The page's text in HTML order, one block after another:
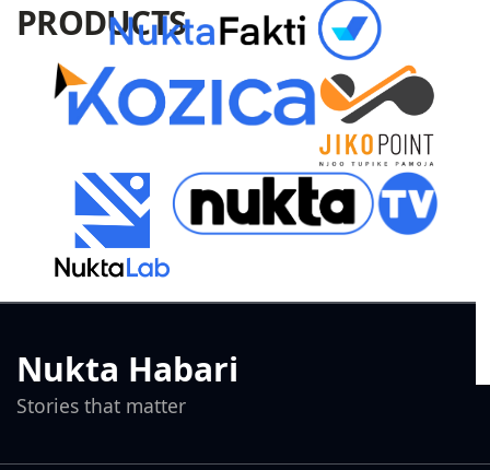
PRODUCTS
Nukta Habari
Stories that matter